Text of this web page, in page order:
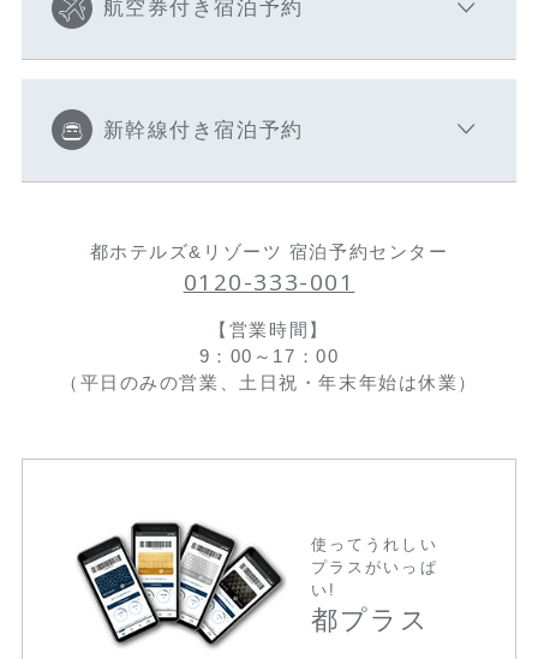
航空券付き宿泊予約
新幹線付き宿泊予約
都ホテルズ&リゾーツ 宿泊予約センター
0120-333-001
【営業時間】
9：00～17：00
（平日のみの営業、土日祝・年末年始は休業）
使ってうれしい
プラスがいっぱ
い!
都プラス